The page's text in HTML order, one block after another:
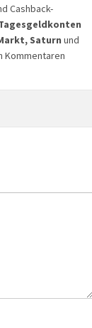
Cashback-
Saturn und
Kommentaren